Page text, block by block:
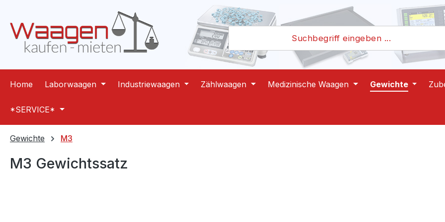
Zur Hauptnavigation springen
Home Laborwaagen Industriewaagen Zählwaagen Medizinische Waagen Gewichte
*SERVICE*
Gewichte M3
M3 Gewichtssatz